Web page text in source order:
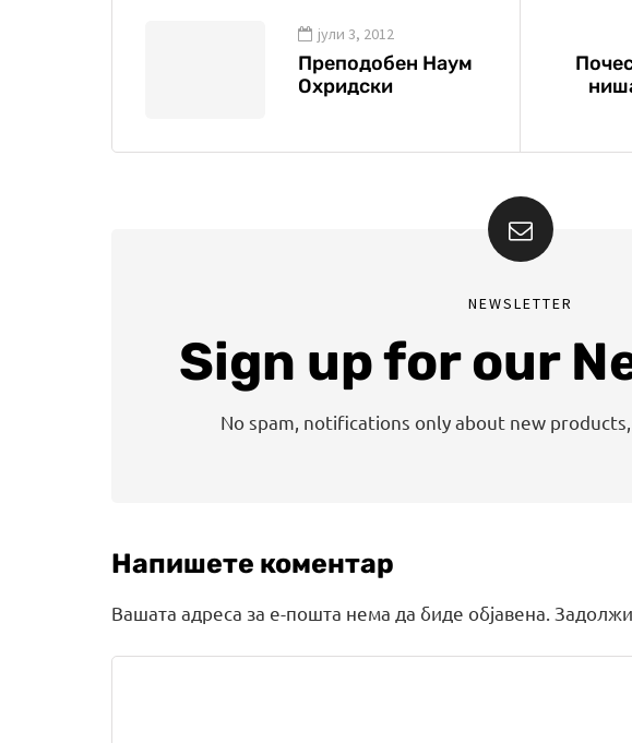
јули 3, 2012
Преподобен Наум
Охридски
NEWSLETTER
Sign up for our
No spam, notifications only about new
Напишете коментар
Вашата адреса за е-пошта нема да биде објавена.